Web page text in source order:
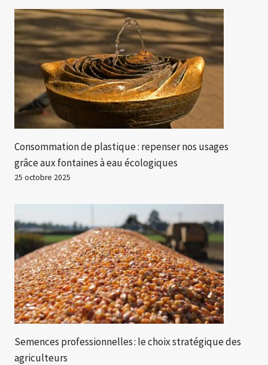
Consommation de plastique : repenser nos usages
grâce aux fontaines à eau écologiques
25 octobre 2025
Semences professionnelles : le choix stratégique des
agriculteurs